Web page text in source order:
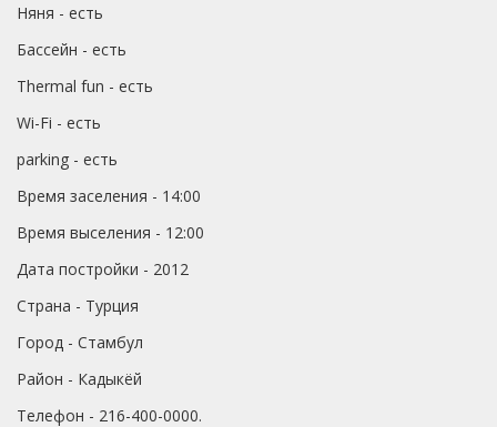
Няня - есть
Бассейн - есть
Thermal fun - есть
Wi-Fi - есть
parking - есть
Время заселения - 14:00
Время выселения - 12:00
Дата постройки - 2012
Страна - Турция
Город - Стамбул
Район - Кадыкёй
Телефон - 216-400-0000.